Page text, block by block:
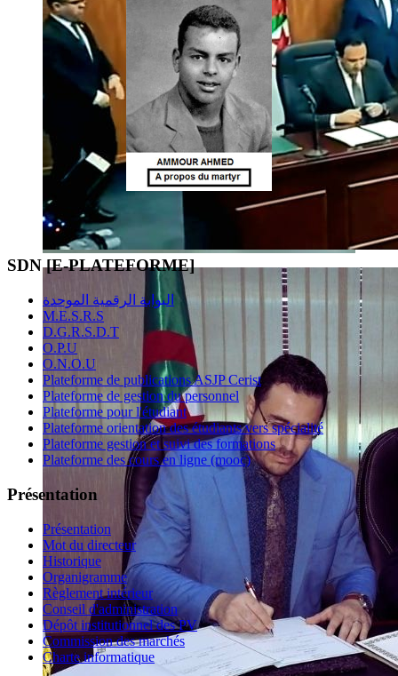
SDN [E-PLATEFORME]
البوابة الرقمية الموحدة
M.E.S.R.S
D.G.R.S.D.T
O.P.U
O.N.O.U
Plateforme de publications ASJP Cerist
Plateforme de gestion du personnel
Plateforme pour l'étudiant
Plateforme orientation des étudiants vers spécialité
Plateforme gestion et suivi des formations
Plateforme des cours en ligne (mooc)
Présentation
Présentation
Mot du directeur
Historique
Organigramme
Règlement intérieur
Conseil d'administration
Dépôt institutionnel des PV
Commission des marchés
Charte informatique